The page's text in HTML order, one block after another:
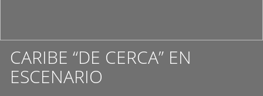
CARIBE “DE CERCA” EN
ESCENARIO